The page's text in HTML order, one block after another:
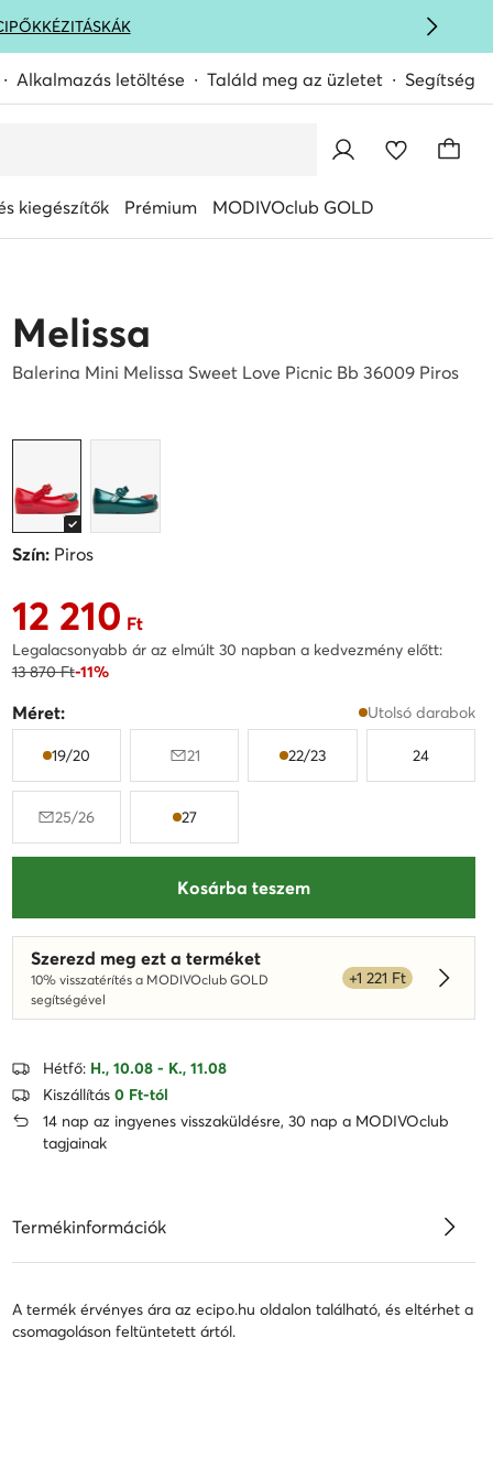
KÉZITÁSKÁK
Alkalmazás letöltése Találd meg az üzletet Segítség
kiegészítők Prémium MODIVOclub GOLD
Melissa
Balerina Mini Melissa Sweet Love Picnic Bb 36009 Piros
Szín:Piros
Aktuális ár 12 210 Ft
12 210 Ft
Legalacsonyabb ár az elmúlt 30 napban a kedvezmény előtt:
13 870 Ft-11%
Méret: Utolsó darabok
19/20 21 22/23 24
25/26 27
Kosárba teszem
Szerezd meg ezt a terméket
10% visszatérítés a MODIVOclub GOLD
segítségével
+1 221 Ft
Hétfő: H., 10.08 - K., 11.08
Kiszállítás 0 Ft-tól
14 nap az ingyenes visszaküldésre, 30 nap a MODIVOclub
tagjainak
Termékinformációk
A termék érvényes ára az ecipo.hu oldalon található, és eltérhet a
csomagoláson feltüntetett ártól.